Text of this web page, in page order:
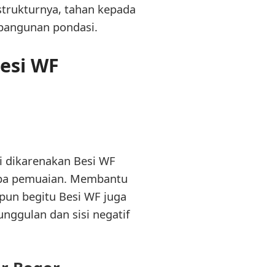
tahan kepada
pondasi.
WF
Besi WF
pemuaian. Membantu
begitu Besi WF juga
dan sisi negatif